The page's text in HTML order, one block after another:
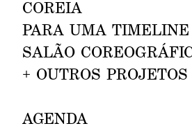
COREIA
PARA UMA
SALÃO COREOGRÁF
+ OUTROS PROJETOS
AGENDA
CORPO
COM LUÍS
FORUM
20—23.10